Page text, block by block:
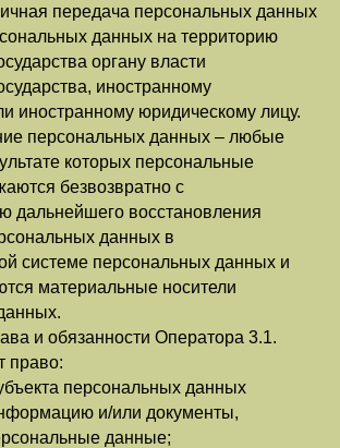
передача персональных данных
данных на территорию
органу власти
иностранному
иностранному юридическому лицу.
персональных данных – любые
которых персональные
безвозвратно с
дальнейшего восстановления
данных в
системе персональных данных и
материальные носители
и обязанности Оператора 3.1.
право:
персональных данных
и/или документы,
данные;